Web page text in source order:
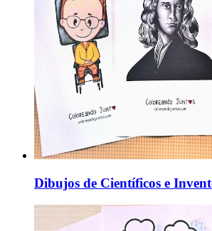
Dibujos de Científicos e